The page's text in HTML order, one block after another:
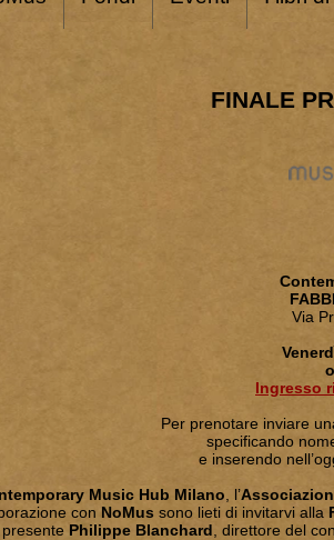
FINALE
Via
Ingresso
Per prenotare inviare
specificando
e inserendo
Music Hub Milano , l’
con NoMus sono lieti di invitarvi alla
Philippe Blanchard , direttore del